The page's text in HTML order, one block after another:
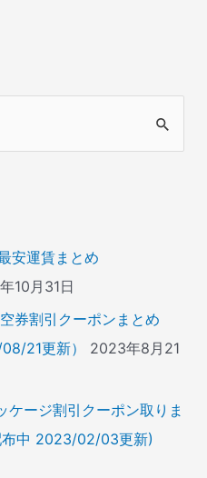
安運賃まとめ
10月31日
券割引クーポンまとめ
21更新）
2023年8月21
ケージ割引クーポン取りま
布中 2023/02/03更新)